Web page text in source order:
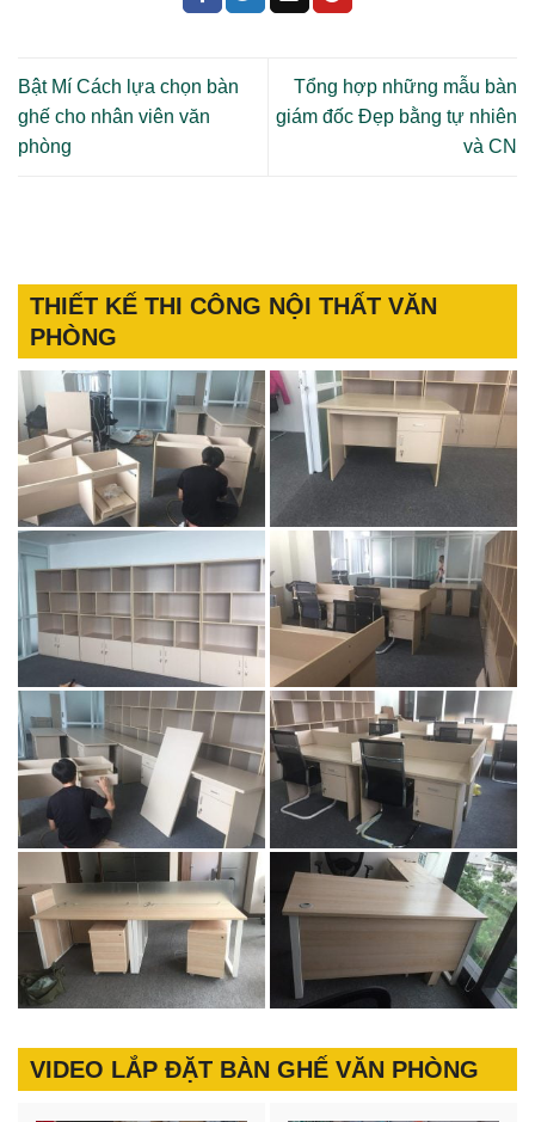
Bật Mí Cách lựa chọn bàn
ghế cho nhân viên văn
phòng
Tổng hợp những mẫu bàn
giám đốc Đẹp bằng tự nhiên
và CN
THIẾT KẾ THI CÔNG NỘI THẤT VĂN
PHÒNG
VIDEO LẮP ĐẶT BÀN GHẾ VĂN PHÒNG